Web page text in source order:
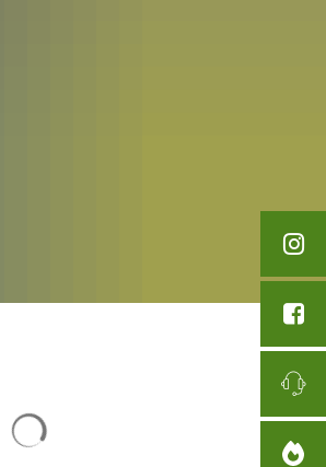
Chargement des résultats de